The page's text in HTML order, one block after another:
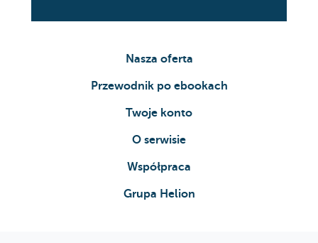
Nasza oferta
Przewodnik po ebookach
Twoje konto
O serwisie
Współpraca
Grupa Helion